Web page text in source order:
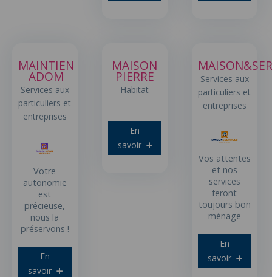
MAINTIEN
ADOM
Services aux
particuliers et
entreprises
Votre
autonomie
est
précieuse,
nous la
préservons !
En
savoir
MAISON
PIERRE
Habitat
En
savoir
Services aux
particuliers et
entreprises
Vos attentes
et nos
services
feront
toujours bon
ménage
En
savoir